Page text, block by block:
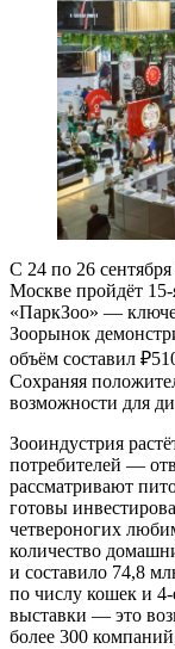
С 24 по 26
Москве пройдёт
«ПаркЗоо» —
Зоорынок
объём составил
Сохраняя
возможности для
Зооиндустрия
потребителей —
рассматривают
готовы
четвероногих
количество
и составило 74,8
по числу кошек и
выставки — это
более 300